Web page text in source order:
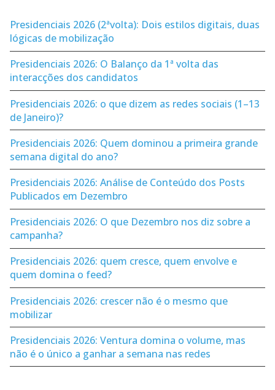
Presidenciais 2026 (2ªvolta): Dois estilos digitais, duas
lógicas de mobilização
Presidenciais 2026: O Balanço da 1ª volta das
interacções dos candidatos
Presidenciais 2026: o que dizem as redes sociais (1–13
de Janeiro)?
Presidenciais 2026: Quem dominou a primeira grande
semana digital do ano?
Presidenciais 2026: Análise de Conteúdo dos Posts
Publicados em Dezembro
Presidenciais 2026: O que Dezembro nos diz sobre a
campanha?
Presidenciais 2026: quem cresce, quem envolve e
quem domina o feed?
Presidenciais 2026: crescer não é o mesmo que
mobilizar
Presidenciais 2026: Ventura domina o volume, mas
não é o único a ganhar a semana nas redes